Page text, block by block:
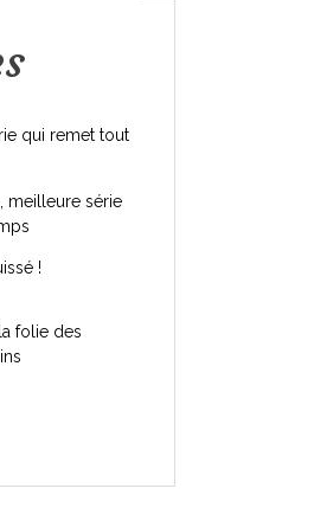
qui remet tout
meilleure série
!
folie des